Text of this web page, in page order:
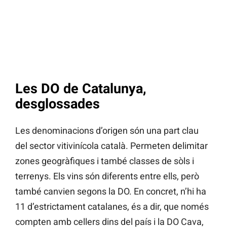
Les DO de Catalunya,
desglossades
Les denominacions d’origen són una part clau
del sector vitivinícola català. Permeten delimitar
zones geogràfiques i també classes de sòls i
terrenys. Els vins són diferents entre ells, però
també canvien segons la DO. En concret, n’hi ha
11 d’estrictament catalanes, és a dir, que només
compten amb cellers dins del país i la DO Cava,